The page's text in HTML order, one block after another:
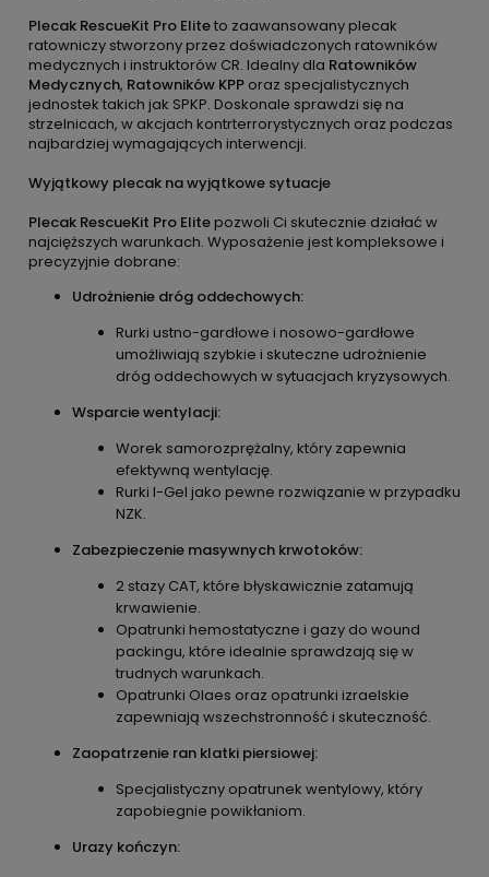
Plecak RescueKit Pro Eliteto zaawansowany plecak
ratowniczy stworzony przez doświadczonych ratowników
medycznych i instruktorów CR. Idealny dla Ratowników
Medycznych, Ratowników KPP oraz specjalistycznych
jednostek takich jak SPKP. Doskonale sprawdzi się na
strzelnicach, w akcjach kontrterrorystycznych oraz podczas
najbardziej wymagających interwencji.
Wyjątkowy plecak na wyjątkowe sytuacje
Plecak RescueKit Pro Elite pozwoli Ci skutecznie działać w
najcięższych warunkach. Wyposażenie jest kompleksowe i
precyzyjnie dobrane:
Udrożnienie dróg oddechowych:
Rurki ustno-gardłowe i nosowo-gardłowe
umożliwiają szybkie i skuteczne udrożnienie
dróg oddechowych w sytuacjach kryzysowych.
Wsparcie wentylacji:
Worek samorozprężalny, który zapewnia
efektywną wentylację.
Rurki I-Gel jako pewne rozwiązanie w przypadku
NZK.
Zabezpieczenie masywnych krwotoków:
2 stazy CAT, które błyskawicznie zatamują
krwawienie.
Opatrunki hemostatyczne i gazy do wound
packingu, które idealnie sprawdzają się w
trudnych warunkach.
Opatrunki Olaes oraz opatrunki izraelskie
zapewniają wszechstronność i skuteczność.
Zaopatrzenie ran klatki piersiowej:
Specjalistyczny opatrunek wentylowy, który
zapobiegnie powikłaniom.
Urazy kończyn: